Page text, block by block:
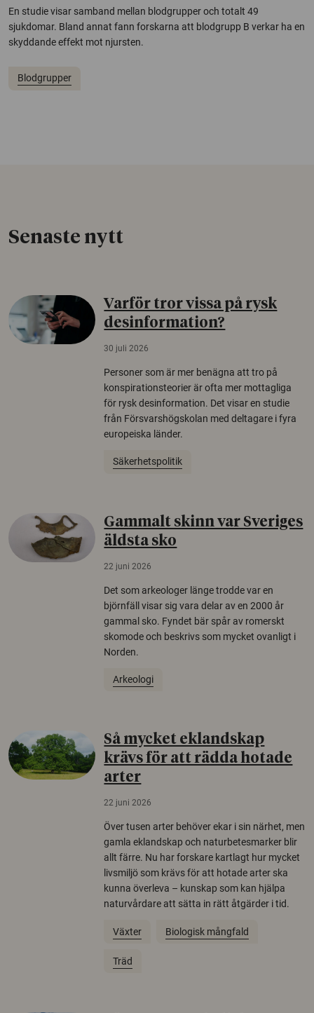
En studie visar samband mellan blodgrupper och totalt 49
sjukdomar. Bland annat fann forskarna att blodgrupp B verkar ha en
skyddande effekt mot njursten.
Blodgrupper
Senaste nytt
Varför tror vissa på rysk
desinformation?
30 juli 2026
Personer som är mer benägna att tro på
konspirationsteorier är ofta mer mottagliga
för rysk desinformation. Det visar en studie
från Försvarshögskolan med deltagare i fyra
europeiska länder.
Säkerhetspolitik
Gammalt skinn var Sveriges
äldsta sko
22 juni 2026
Det som arkeologer länge trodde var en
björnfäll visar sig vara delar av en 2000 år
gammal sko. Fyndet bär spår av romerskt
skomode och beskrivs som mycket ovanligt i
Norden.
Arkeologi
Så mycket eklandskap
krävs för att rädda hotade
arter
22 juni 2026
Över tusen arter behöver ekar i sin närhet, men
gamla eklandskap och naturbetesmarker blir
allt färre. Nu har forskare kartlagt hur mycket
livsmiljö som krävs för att hotade arter ska
kunna överleva – kunskap som kan hjälpa
naturvårdare att sätta in rätt åtgärder i tid.
Växter Biologisk mångfald
Träd